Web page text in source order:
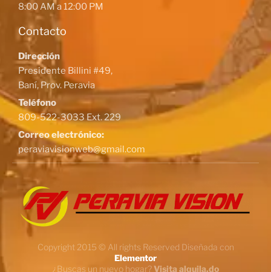
8:00 AM a 12:00 PM
Contacto
Dirección
Presidente Billini #49,
Baní, Prov. Peravia
Teléfono
809-522-3033 Ext. 229
Correo electrónico:
peraviavisionweb@gmail.com
Copyright 2015 © All rights Reserved Diseñada con
Elementor
¿Buscas un nuevo hogar?Visita alquila.do